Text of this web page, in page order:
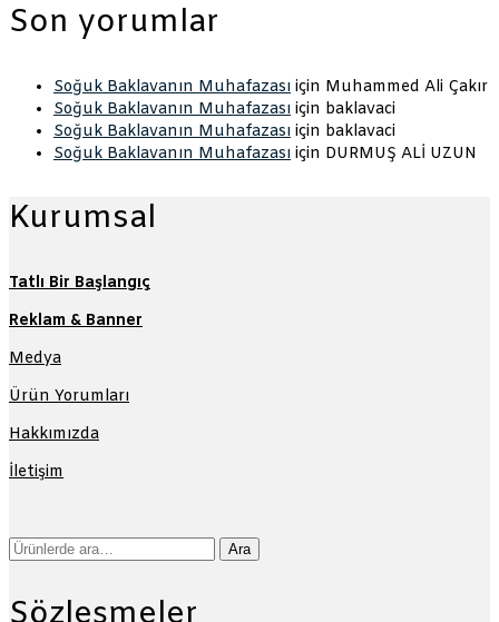
Son yorumlar
Soğuk Baklavanın Muhafazası için Muhammed Ali Çakır
Soğuk Baklavanın Muhafazası için baklavaci
Soğuk Baklavanın Muhafazası için baklavaci
Soğuk Baklavanın Muhafazası için DURMUŞ ALİ UZUN
Kurumsal
Tatlı Bir Başlangıç
Reklam & Banner
Medya
Ürün Yorumları
Hakkımızda
İletişim
Ara: Ara